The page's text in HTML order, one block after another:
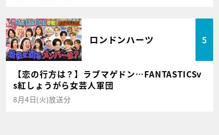
ロンドンハーツ 5
【恋の行方は？】ラブマゲドン…FANTASTICSv
s紅しょうがら女芸人軍団
8月4日(火)放送分